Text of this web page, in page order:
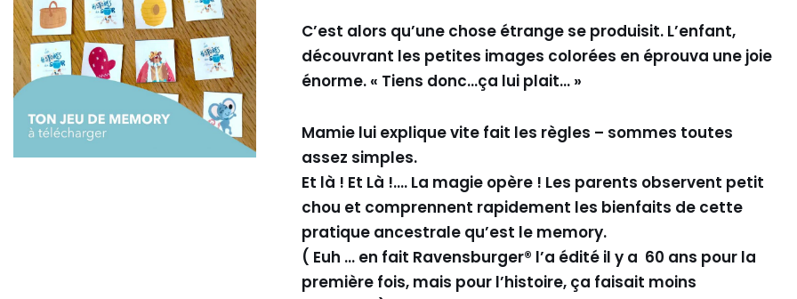
C’est alors qu’une chose étrange se produisit. L’enfant,
découvrant les petites images colorées en éprouva une joie
énorme. « Tiens donc…ça lui plait… »
Mamie lui explique vite fait les règles – sommes toutes
assez simples.
Et là ! Et Là !…. La magie opère ! Les parents observent petit
chou et comprennent rapidement les bienfaits de cette
pratique ancestrale qu’est le memory.
( Euh … en fait Ravensburger® l’a édité il y a 60 ans pour la
première fois, mais pour l’histoire, ça faisait moins